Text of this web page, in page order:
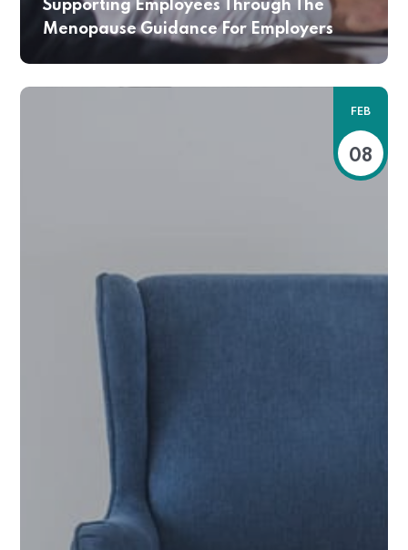
Supporting Employees Through The
Menopause Guidance For Employers
FEB
08